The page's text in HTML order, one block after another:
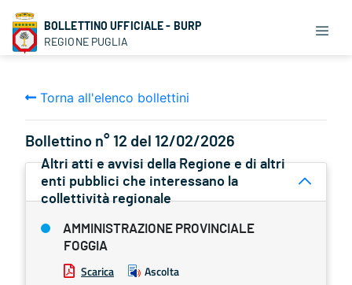
BOLLETTINO UFFICIALE - BURP
REGIONE PUGLIA
Torna all'elenco bollettini
Bollettino n° 12 del 12/02/2026
Altri atti e avvisi della Regione e di altri
enti pubblici che interessano la
collettività regionale
AMMINISTRAZIONE PROVINCIALE
FOGGIA
Scarica Ascolta